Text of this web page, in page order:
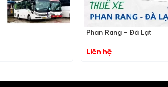
Phan Rang - Đà Lạt
Liên hệ